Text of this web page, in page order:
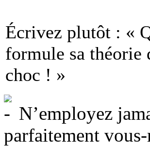
Écrivez plutôt : «
formule sa théorie
choc ! »
N’employez
parfaitement vous-